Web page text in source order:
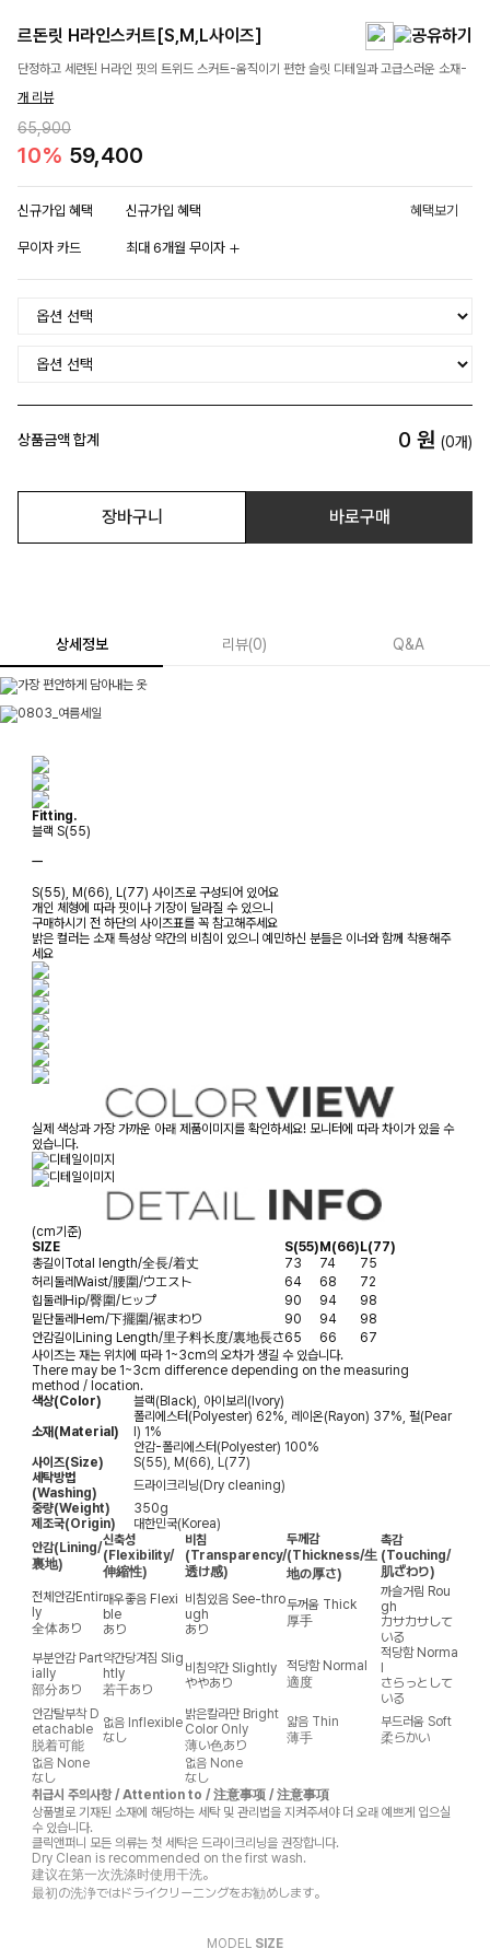
르돈릿 H라인스커트[S,M,L사이즈]
단정하고 세련된 H라인 핏의 트위드 스커트-움직이기 편한 슬릿 디테일과 고급스러운 소재-
개 리뷰
65,900
10% 59,400
신규가입 혜택 신규가입 혜택 혜택보기
무이자 카드 최대 6개월 무이자
상품금액 합계 0 원 (0개)
장바구니 바로구매
상세정보 리뷰(0) Q&A
Fitting.
블랙 S(55)
ㅡ
S(55), M(66), L(77) 사이즈로 구성되어 있어요
개인 체형에 따라 핏이나 기장이 달라질 수 있으니
구매하시기 전 하단의 사이즈표를 꼭 참고해주세요
밝은 컬러는 소재 특성상 약간의 비침이 있으니 예민하신 분들은 이너와 함께 착용해주
세요
실제 색상과 가장 가까운 아래 제품이미지를 확인하세요! 모니터에 따라 차이가 있을 수
있습니다.
(cm기준)
SIZE
S(55)M(66)L(77)
총길이Total length/全長/着丈 73 74
75
허리둘레Waist/腰圍/ウエスト 64 68
72
힙둘레Hip/臀圍/ヒップ 90 94
98
밑단둘레Hem/下擺圍/裾まわり 90 94
98
안감길이Lining Length/里子料长度/裏地長さ65 66
67
사이즈는 재는 위치에 따라 1~3cm의 오차가 생길 수 있습니다.
There may be 1~3cm difference depending on the measuring
method / location.
색상(Color)
블랙(Black), 아이보리(Ivory)
소재(Material)
폴리에스터(Polyester) 62%, 레이온(Rayon) 37%, 펄(Pear
l) 1%
안감-폴리에스터(Polyester) 100%
사이즈(Size)
S(55), M(66), L(77)
세탁방법
(Washing)
드라이크리닝(Dry cleaning)
중량(Weight)
350g
제조국(Origin)
대한민국(Korea)
안감(Lining/
裏地)
신축성
(Flexibility/
伸縮性)
비침
(Transparency/
透け感)
두께감
(Thickness/生
地の厚さ)
촉감
(Touching/
肌ざわり)
전체안감Entir
ly
全体あり
매우좋음 Flexi
ble
あり
비침있음 See-thro
ugh
あり
두꺼움 Thick
厚手
까슬거림 Rou
gh
カサカサして
いる
부분안감 Part
ially
部分あり
약간당겨짐 Slig
htly
若干あり
비침약간 Slightly
ややあり
적당함 Normal
適度
적당함 Norma
l
さらっとして
いる
안감탈부착 D
etachable
脱着可能
없음 Inflexible
なし
밝은칼라만 Bright
Color Only
薄い色あり
얇음 Thin
薄手
부드러움 Soft
柔らかい
없음 None
なし
없음 None
なし
취급시 주의사항 / Attention to / 注意事项 / 注意事項
상품별로 기재된 소재에 해당하는 세탁 및 관리법을 지켜주셔야 더 오래 예쁘게 입으실
수 있습니다.
클릭앤퍼니 모든 의류는 첫 세탁은 드라이크리닝을 권장합니다.
Dry Clean is recommended on the first wash.
建议在第一次洗涤时使用干洗。
最初の洗浄ではドライクリーニングをお勧めします。
MODEL SIZE